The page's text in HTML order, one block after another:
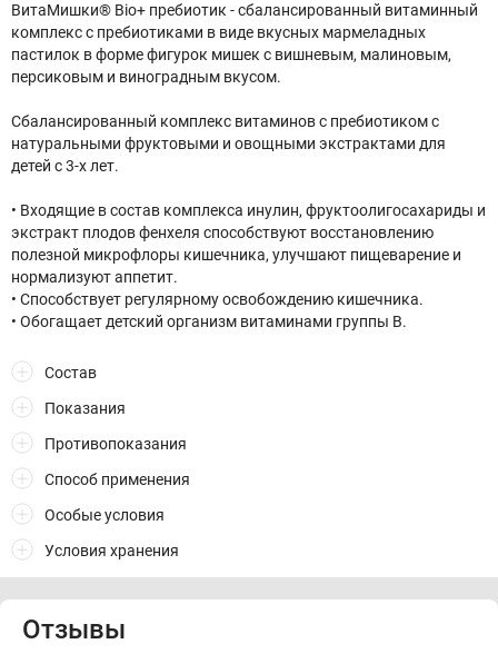
ВитаМишки® Bio+ пребиотик - сбалансированный витаминный
комплекс с пребиотиками в виде вкусных мармеладных
пастилок в форме фигурок мишек с вишневым, малиновым,
персиковым и виноградным вкусом.
Сбалансированный комплекс витаминов с пребиотиком с
натуральными фруктовыми и овощными экстрактами для
детей с 3-х лет.
• Входящие в состав комплекса инулин, фруктоолигосахариды и
экстракт плодов фенхеля способствуют восстановлению
полезной микрофлоры кишечника, улучшают пищеварение и
нормализуют аппетит.
• Способствует регулярному освобождению кишечника.
• Обогащает детский организм витаминами группы В.
Состав
Показания
Противопоказания
Способ применения
Особые условия
Условия хранения
Отзывы